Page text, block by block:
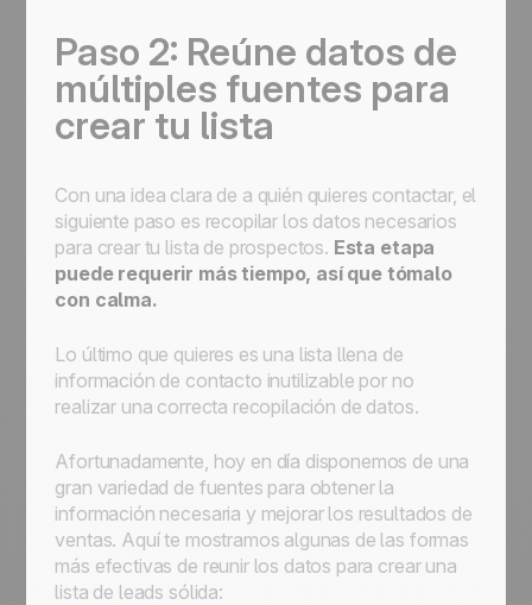
Paso 2: Reúne datos de
múltiples fuentes para
crear tu lista
Con una idea clara de a quién quieres contactar, el
siguiente paso es recopilar los datos necesarios
para crear tu lista de prospectos. Esta etapa
puede requerir más tiempo, así que tómalo
con calma.
Lo último que quieres es una lista llena de
información de contacto inutilizable por no
realizar una correcta recopilación de datos.
Afortunadamente, hoy en día disponemos de una
gran variedad de fuentes para obtener la
información necesaria y mejorar los resultados de
ventas. Aquí te mostramos algunas de las formas
más efectivas de reunir los datos para crear una
lista de leads sólida: